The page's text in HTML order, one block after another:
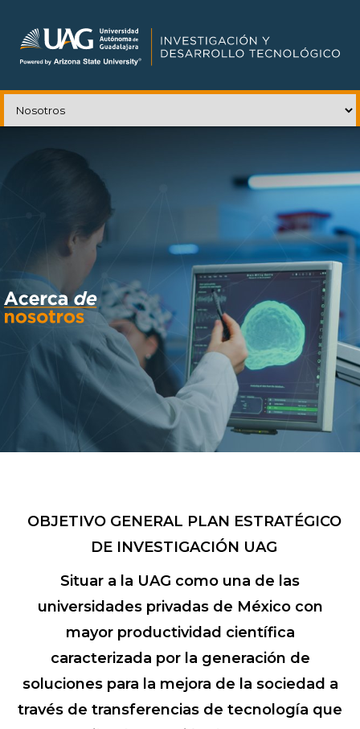
OBJETIVO GENERAL PLAN ESTRATÉGICO
DE INVESTIGACIÓN UAG
Situar a la UAG como una de las
universidades privadas de México con
mayor productividad científica
caracterizada por la generación de
soluciones para la mejora de la sociedad a
través de transferencias de tecnología que